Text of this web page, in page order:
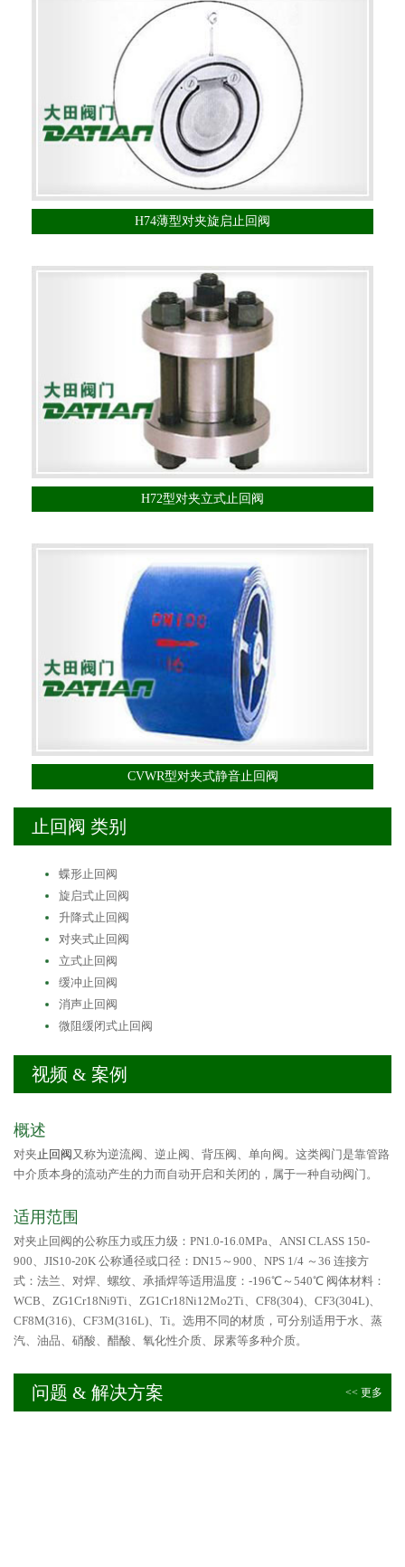
H74薄型对夹旋启止回阀
H72型对夹立式止回阀
CVWR型对夹式静音止回阀
止回阀 类别
蝶形止回阀
旋启式止回阀
升降式止回阀
对夹式止回阀
立式止回阀
缓冲止回阀
消声止回阀
微阻缓闭式止回阀
视频 & 案例
概述
对夹 止回阀又称为逆流阀、逆止阀、背压阀、单向阀。这类阀门是靠管路
中介质本身的流动产生的力而自动开启和关闭的，属于一种自动阀门。
适用范围
对夹止回阀的公称压力或压力级：PN1.0-16.0MPa、ANSI CLASS 150-
900、JIS10-20K 公称通径或口径：DN15～900、NPS 1/4 ～36 连接方
式：法兰、对焊、螺纹、承插焊等适用温度：-196℃～540℃ 阀体材料：
WCB、ZG1Cr18Ni9Ti、ZG1Cr18Ni12Mo2Ti、CF8(304)、CF3(304L)、
CF8M(316)、CF3M(316L)、Ti。选用不同的材质，可分别适用于水、蒸
汽、油品、硝酸、醋酸、氧化性介质、尿素等多种介质。
问题 & 解决方案 << 更多